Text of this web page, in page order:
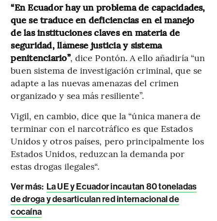
“En Ecuador hay un problema de capacidades,
que se traduce en deficiencias en el manejo
de las instituciones claves en materia de
seguridad, llámese justicia y sistema
penitenciario”, dice Pontón. A ello añadiría “un
buen sistema de investigación criminal, que se
adapte a las nuevas amenazas del crimen
organizado y sea más resiliente”.
Vigil, en cambio, dice que la “única manera de
terminar con el narcotráfico es que Estados
Unidos y otros países, pero principalmente los
Estados Unidos, reduzcan la demanda por
estas drogas ilegales“.
Ver más: La UE y Ecuador incautan 80 toneladas
de droga y desarticulan red internacional de
cocaína